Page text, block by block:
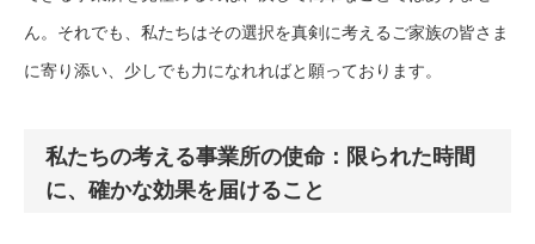
ん。それでも、私たちはその選択を真剣に考えるご家族の皆さま
に寄り添い、少しでも力になれればと願っております。
私たちの考える事業所の使命：限られた時間
に、確かな効果を届けること